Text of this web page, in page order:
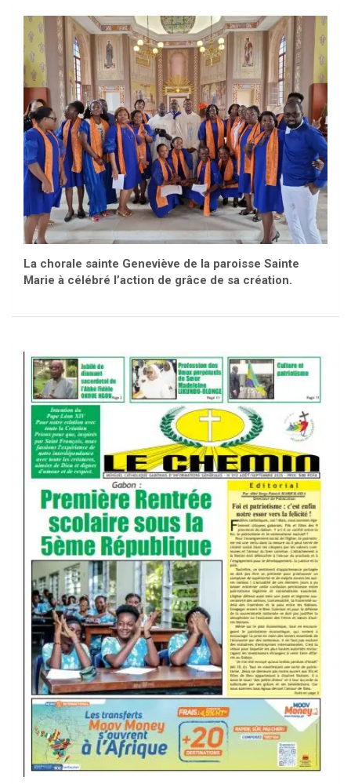
La chorale sainte Geneviève de la paroisse Sainte
Marie à célébré l’action de grâce de sa création.